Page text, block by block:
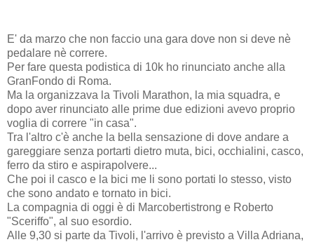
E' da marzo che non faccio una gara dove non si deve nè
pedalare nè correre.
Per fare questa podistica di 10k ho rinunciato anche alla
GranFondo di Roma.
Ma la organizzava la Tivoli Marathon, la mia squadra, e
dopo aver rinunciato alle prime due edizioni avevo proprio
voglia di correre "in casa".
Tra l'altro c'è anche la bella sensazione di dove andare a
gareggiare senza portarti dietro muta, bici, occhialini, casco,
ferro da stiro e aspirapolvere...
Che poi il casco e la bici me li sono portati lo stesso, visto
che sono andato e tornato in bici.
La compagnia di oggi è di Marcobertistrong e Roberto
"Sceriffo", al suo esordio.
Alle 9,30 si parte da Tivoli, l'arrivo è previsto a Villa Adriana,